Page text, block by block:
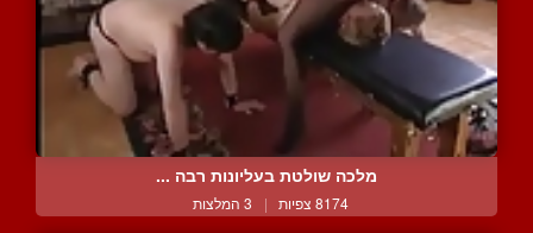
מלכה שולטת בעליונות רבה ...
8174 צפיות | 3 המלצות